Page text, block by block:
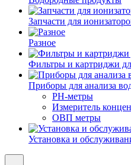
Запчасти для
Разное
Фильтры и картриджи
Приборы для анализа
PH-метры
Измеритель
ОВП метры
Установка и